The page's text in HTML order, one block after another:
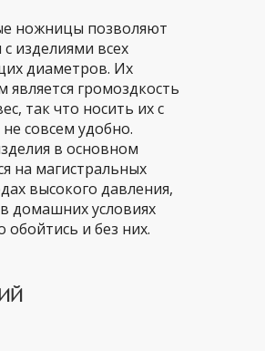
ножницы позволяют
с изделиями всех
диаметров. Их
является громоздкость
так что носить их с
совсем удобно.
в основном
на магистральных
высокого давления,
домашних условиях
обойтись и без них.